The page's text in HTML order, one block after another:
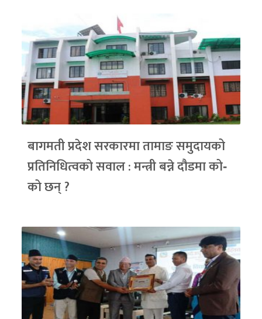
बागमती प्रदेश सरकारमा तामाङ समुदायको
प्रतिनिधित्वको सवाल : मन्त्री बन्ने दौडमा को‐
को छन् ?